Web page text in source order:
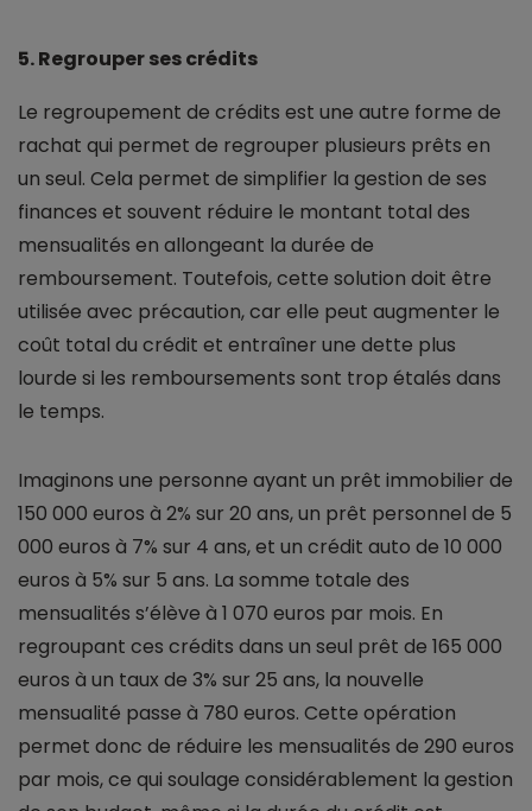
5. Regrouper ses crédits
Le regroupement de crédits est une autre forme de
rachat qui permet de regrouper plusieurs prêts en
un seul. Cela permet de simplifier la gestion de ses
finances et souvent réduire le montant total des
mensualités en allongeant la durée de
remboursement. Toutefois, cette solution doit être
utilisée avec précaution, car elle peut augmenter le
coût total du crédit et entraîner une dette plus
lourde si les remboursements sont trop étalés dans
le temps.
Imaginons une personne ayant un prêt immobilier de
150 000 euros à 2% sur 20 ans, un prêt personnel de 5
000 euros à 7% sur 4 ans, et un crédit auto de 10 000
euros à 5% sur 5 ans. La somme totale des
mensualités s’élève à 1 070 euros par mois. En
regroupant ces crédits dans un seul prêt de 165 000
euros à un taux de 3% sur 25 ans, la nouvelle
mensualité passe à 780 euros. Cette opération
permet donc de réduire les mensualités de 290 euros
par mois, ce qui soulage considérablement la gestion